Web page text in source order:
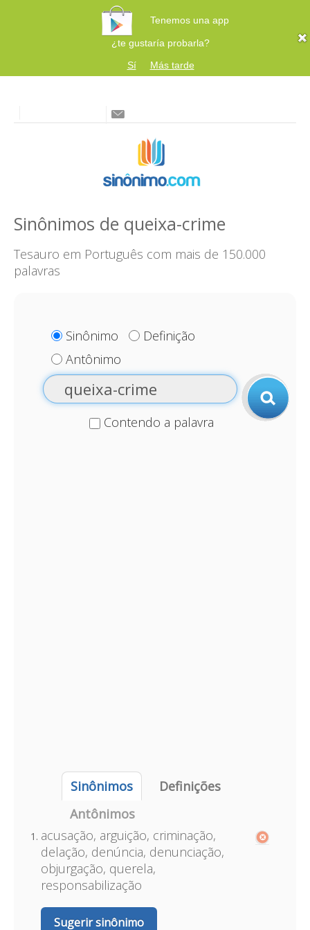
Tenemos una app
¿te gustaría probarla?
Sí
Más tarde
Sinônimos de queixa-crime
Tesauro em Português com mais de 150.000
palavras
Sinônimo
Definição
Antônimo
Contendo a palavra
Sinônimos
Definições
Antônimos
acusação, arguição, criminação,
delação, denúncia, denunciação,
objurgação, querela,
responsabilização
Sugerir sinônimo